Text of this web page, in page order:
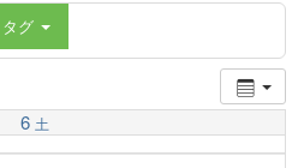
タグ
6 土